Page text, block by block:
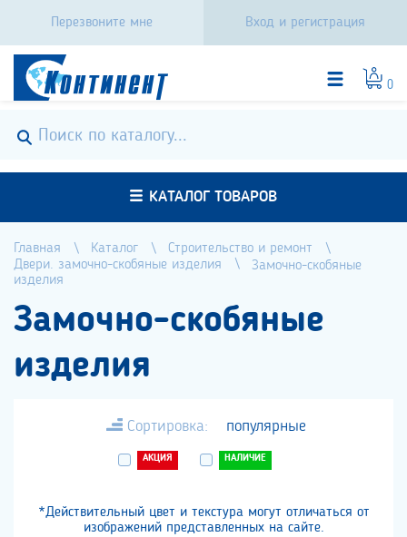
Перезвоните мне Вход и регистрация
0
КАТАЛОГ ТОВАРОВ
Главная Каталог
Строительство и ремонт
Двери. замочно-скобяные изделия
Замочно-скобяные
изделия
Замочно-скобяные
изделия
Сортировка: популярные
АКЦИЯ НАЛИЧИЕ
*Действительный цвет и текстура могут отличаться от
изображений представленных на сайте.